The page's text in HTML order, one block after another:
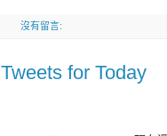
沒有留言:
Tweets for Today